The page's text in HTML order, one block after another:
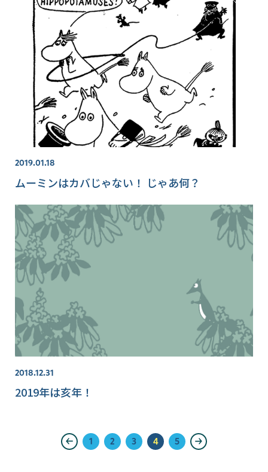
2019.01.18
ムーミンはカバじゃない！ じゃあ何？
2018.12.31
2019年は亥年！
1 2 3 4 5